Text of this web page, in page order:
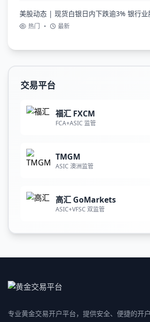
美股动态 | 现货白银日内下跌逾3% 银行业
热门 • 最新
交易平台
福汇 FXCM
FCA+ASIC 监管
TMGM
ASIC 澳洲监管
高汇 GoMarkets
ASIC+VFSC 双监管
专业黄金交易开户平台，提供安全、便捷的开